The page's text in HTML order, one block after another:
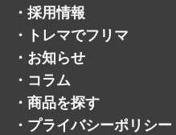
・ 会社概要
・ サービスメニュー
・ ライン
・ よくある質問
・ お客様の声
・ 採用情報